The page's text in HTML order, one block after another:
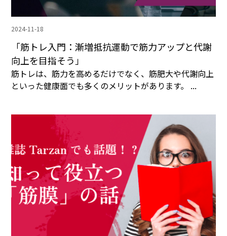
2024-11-18
「筋トレ入門：漸増抵抗運動で筋力アップと代謝
向上を目指そう」
筋トレは、筋力を高めるだけでなく、筋肥大や代謝向上
といった健康面でも多くのメリットがあります。 ...